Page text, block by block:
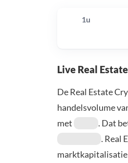
1u
Live Real
De Real Estate
handelsvolume
met
. Dat
. Real
marktkapitalisatie